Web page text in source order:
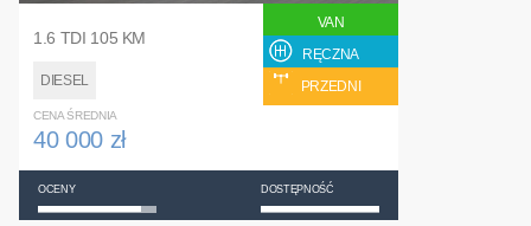
1.6 TDI 105 KM
DIESEL
VAN
RĘCZNA
PRZEDNI
CENA ŚREDNIA
40 000 zł
OCENY DOSTĘPNOŚĆ